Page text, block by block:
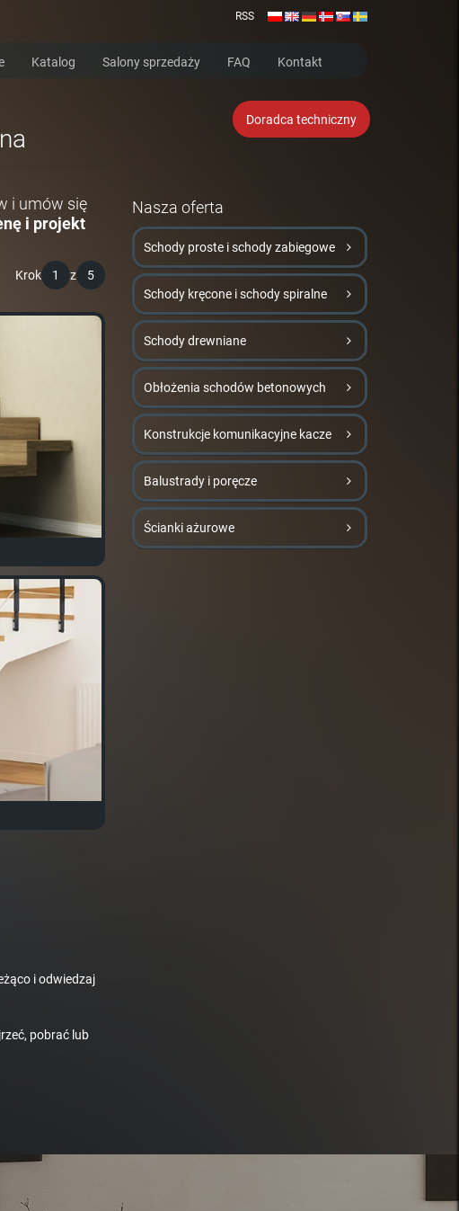
RSS
Katalog Salony sprzedaży FAQ Kontakt
Doradca techniczny
i umów się
i projekt
Krok 1 z 5
i odwiedzaj
pobrać lub
Nasza oferta
Schody proste i schody zabiegowe
Schody kręcone i schody spiralne
Schody drewniane
Obłożenia schodów betonowych
Konstrukcje komunikacyjne kacze
Balustrady i poręcze
Ścianki ażurowe